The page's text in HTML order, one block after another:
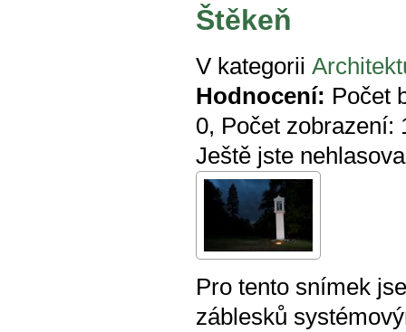
Štěkeň
V kategorii
Hodnocení: Počet
0, Počet zobrazení:
Ještě jste
Pro tento snímek
záblesků